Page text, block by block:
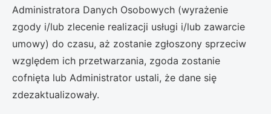
Administratora Danych Osobowych (wyrażenie
zgody i/lub zlecenie realizacji usługi i/lub zawarcie
umowy) do czasu, aż zostanie zgłoszony sprzeciw
względem ich przetwarzania, zgoda zostanie
cofnięta lub Administrator ustali, że dane się
zdezaktualizowały.